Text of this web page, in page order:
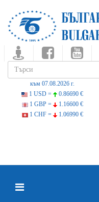
към 07.08.2026 г.
1 USD =
0.86690 €
1 GBP =
1.16600 €
1 CHF =
1.06990 €